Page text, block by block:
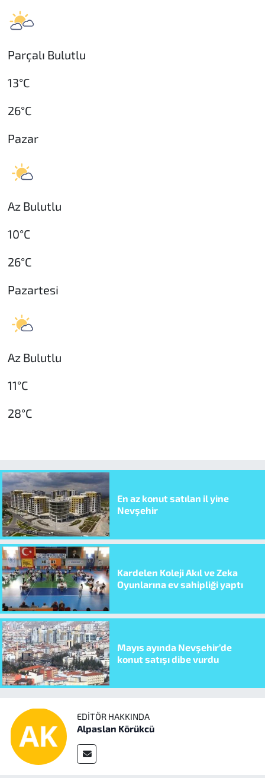
Parçalı Bulutlu
13°C
26°C
Pazar
Az Bulutlu
10°C
26°C
Pazartesi
Az Bulutlu
11°C
28°C
En az konut satılan il yine
Nevşehir
Kardelen Koleji Akıl ve Zeka
Oyunlarına ev sahipliği yaptı
Mayıs ayında Nevşehir’de
konut satışı dibe vurdu
EDITÖR HAKKINDA
Alpaslan Körükcü